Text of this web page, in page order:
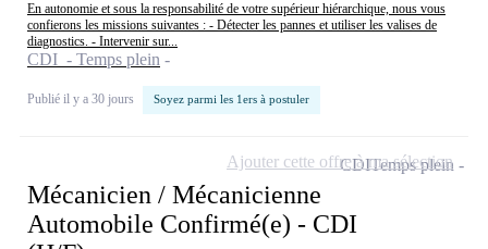
En autonomie et sous la responsabilité de votre supérieur hiérarchique, nous vous
confierons les missions suivantes : - Détecter les pannes et utiliser les valises de
diagnostics. - Intervenir sur...
CDI - Temps plein
Publié il y a 30 jours Soyez parmi les 1ers à postuler
Mécanicien / Mécanicienne
Automobile Confirmé(e) - CDI
CDITemps plein
Ajouter cette offre à ma sélection